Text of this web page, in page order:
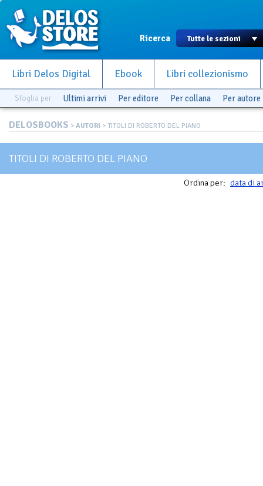
Ricerca
Libri Delos Digital Ebook Libri collezionismo
Sfoglia per Ultimi arrivi Per editore Per collana Per autore
DELOSBOOKS > AUTORI > TITOLI DI ROBERTO DEL PIANO
TITOLI DI ROBERTO DEL PIANO
Ordina per: data di